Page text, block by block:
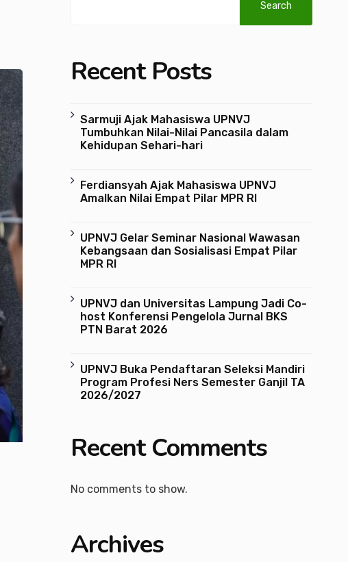
Search
Recent Posts
Sarmuji Ajak Mahasiswa UPNVJ
Tumbuhkan Nilai-Nilai Pancasila dalam
Kehidupan Sehari-hari
Ferdiansyah Ajak Mahasiswa UPNVJ
Amalkan Nilai Empat Pilar MPR RI
UPNVJ Gelar Seminar Nasional Wawasan
Kebangsaan dan Sosialisasi Empat Pilar
MPR RI
UPNVJ dan Universitas Lampung Jadi Co-
host Konferensi Pengelola Jurnal BKS
PTN Barat 2026
UPNVJ Buka Pendaftaran Seleksi Mandiri
Program Profesi Ners Semester Ganjil TA
2026/2027
Recent Comments
No comments to show.
Archives